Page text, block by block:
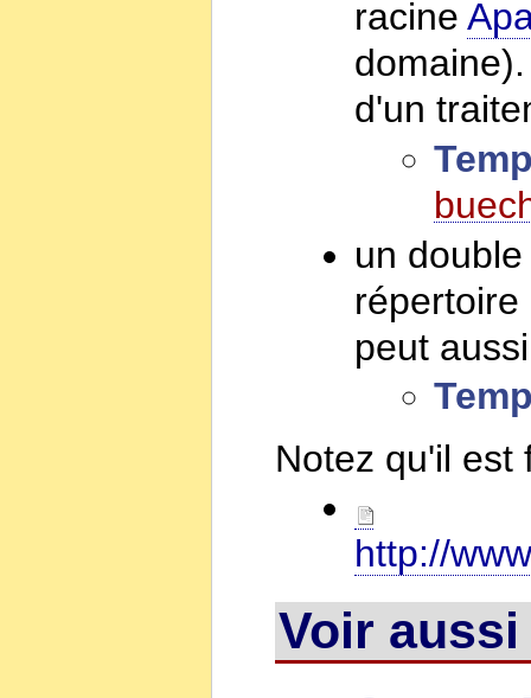
racine
d'un
un
répertoire
peut
Notez qu'il est
http://
Voir aussi